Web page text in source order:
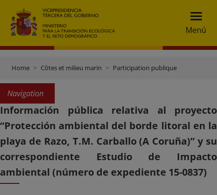
Menú
Home Côtes et milieu marin Participation publique
Navigation
Información pública relativa al proyecto
“Protección ambiental del borde litoral en la
playa de Razo, T.M. Carballo (A Coruña)” y su
correspondiente Estudio de Impacto
ambiental (número de expediente 15-0837)